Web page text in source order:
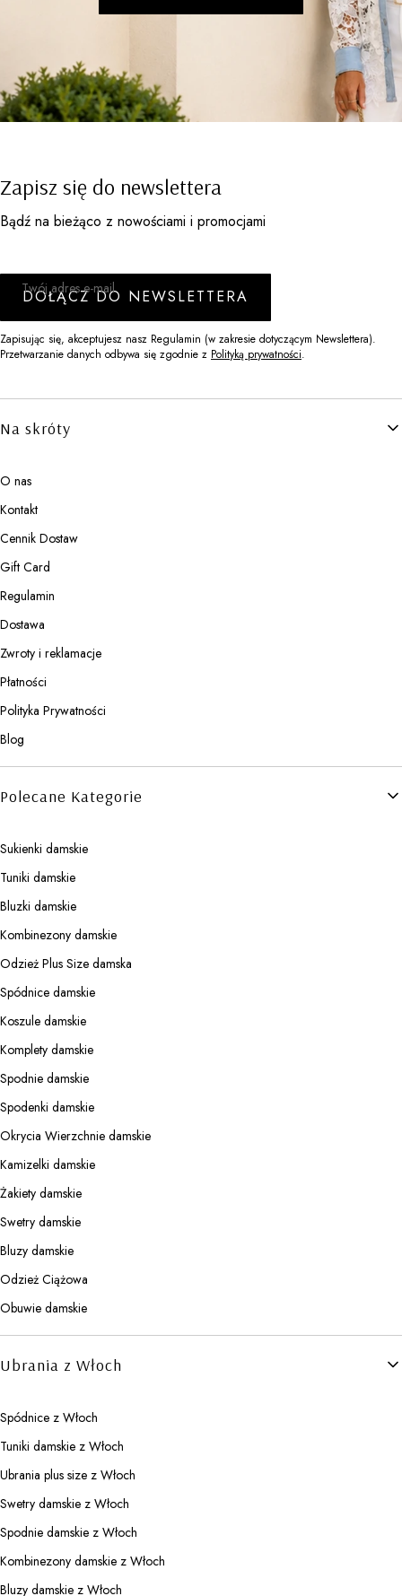
Zapisz się do newslettera
Bądź na bieżąco z nowościami i promocjami
Twój adres e-mail
DOŁĄCZ DO NEWSLETTERA
Zapisując się, akceptujesz nasz Regulamin (w zakresie dotyczącym Newslettera).
Przetwarzanie danych odbywa się zgodnie z Polityką prywatności.
Linki w stopce
Na skróty
O nas
Kontakt
Cennik Dostaw
Gift Card
Regulamin
Dostawa
Zwroty i reklamacje
Płatności
Polityka Prywatności
Blog
Polecane Kategorie
Sukienki damskie
Tuniki damskie
Bluzki damskie
Kombinezony damskie
Odzież Plus Size damska
Spódnice damskie
Koszule damskie
Komplety damskie
Spodnie damskie
Spodenki damskie
Okrycia Wierzchnie damskie
Kamizelki damskie
Żakiety damskie
Swetry damskie
Bluzy damskie
Odzież Ciążowa
Obuwie damskie
Ubrania z Włoch
Spódnice z Włoch
Tuniki damskie z Włoch
Ubrania plus size z Włoch
Swetry damskie z Włoch
Spodnie damskie z Włoch
Kombinezony damskie z Włoch
Bluzy damskie z Włoch